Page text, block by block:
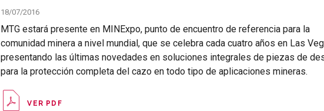
18/07/2016
MTG estará presente en MINExpo, punto de encuentro de referencia para la
comunidad minera a nivel mundial, que se celebra cada cuatro años en Las
presentando las últimas novedades en soluciones integrales de piezas de
para la protección completa del cazo en todo tipo de aplicaciones mineras.
VER PDF